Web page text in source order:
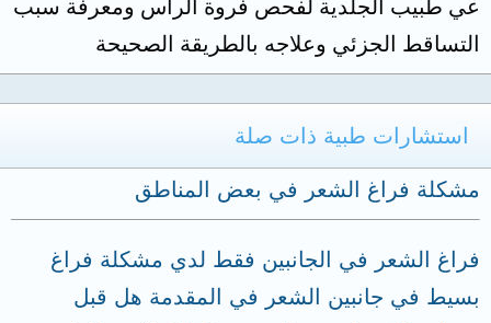
عي طبيب الجلدية لفحص فروة الرأس ومعرفة سبب
التساقط الجزئي وعلاجه بالطريقة الصحيحة
استشارات طبية ذات صلة
مشكلة فراغ الشعر في بعض المناطق
فراغ الشعر في الجانبين فقط لدي مشكلة فراغ
بسيط في جانبين الشعر في المقدمة هل قبل